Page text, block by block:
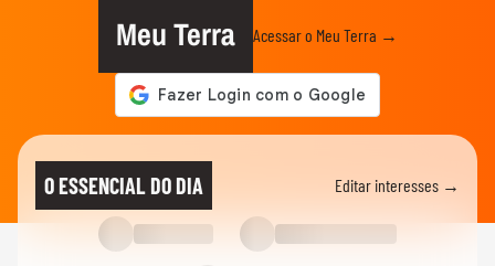
Meu Terra Acessar o Meu Terra →
O ESSENCIAL DO DIA Editar interesses →